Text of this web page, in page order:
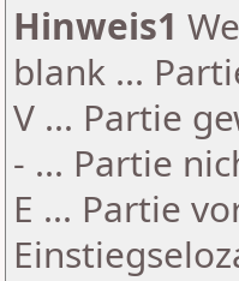
Hinweis1
blank ...
V ... Partie
- ... Partie
E ... Partie